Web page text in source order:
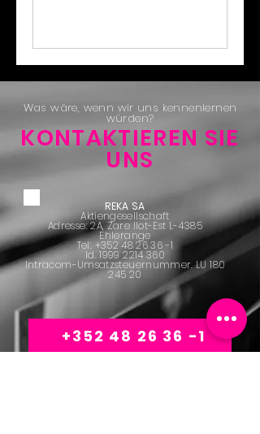
Was wäre, wenn wir uns kennenlernen
würden?
KONTAKTIEREN SIE
UNS
+352 48 26 36 -1
REKA SA
Aktiengesellschaft
Adresse: 2A, Zare Ilot-Est L-4385
Ehlerange
Tel:+352 48 26 36 -1
Id.1999 2214 360
Intracom-Umsatzsteuernummer. LU180
245 20